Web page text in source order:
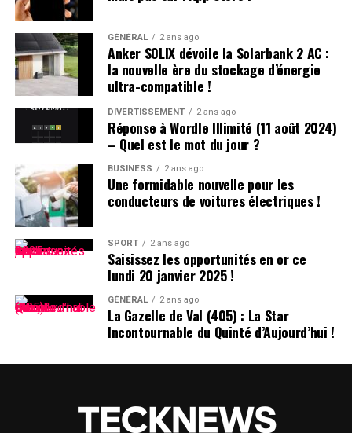
ayant déjà installé TikTok peuvent toujours accéder au
service. Cependant, ils ne recevront plus aucune mise à
jour future de l’application. L’avenir du réseau social
pourrait dépendre des décisions du nouveau président
des États-Unis.
DÉCLARATION DE TIKTOK :
>
En collaboration avec nos
partenaires techniques,
nous travaillons activement
à rétablir notre service.
Nous remercions le
président Trump pour avoir
rassuré nos partenaires
GÉNÉRAL 2 ans ago
Anker SOLIX dévoile la Solarbank 2 AC :
la nouvelle ère du stockage d’énergie
ultra-compatible !
DIVERTISSEMENT 2 ans ago
Réponse à Wordle Illimité (11 août 2024)
– Quel est le mot du jour ?
BUSINESS 2 ans ago
Une formidable nouvelle pour les
conducteurs de voitures électriques !
SPORT 2 ans ago
Saisissez les opportunités en or ce
lundi 20 janvier 2025 !
GÉNÉRAL 2 ans ago
La Gazelle de Val (405) : La Star
Incontournable du Quinté d’Aujourd’hui !